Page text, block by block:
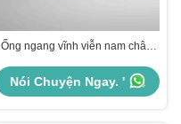
Ống ngang vĩnh viễn nam châm
khí 120hp 90kw
Nói Chuyện Ngay. '